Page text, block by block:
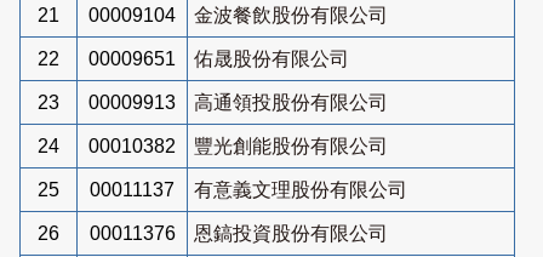
21 00009104 金波餐飲股份有限公司
22 00009651 佑晟股份有限公司
23 00009913 高通領投股份有限公司
24 00010382 豐光創能股份有限公司
25 00011137 有意義文理股份有限公司
26 00011376 恩鎬投資股份有限公司